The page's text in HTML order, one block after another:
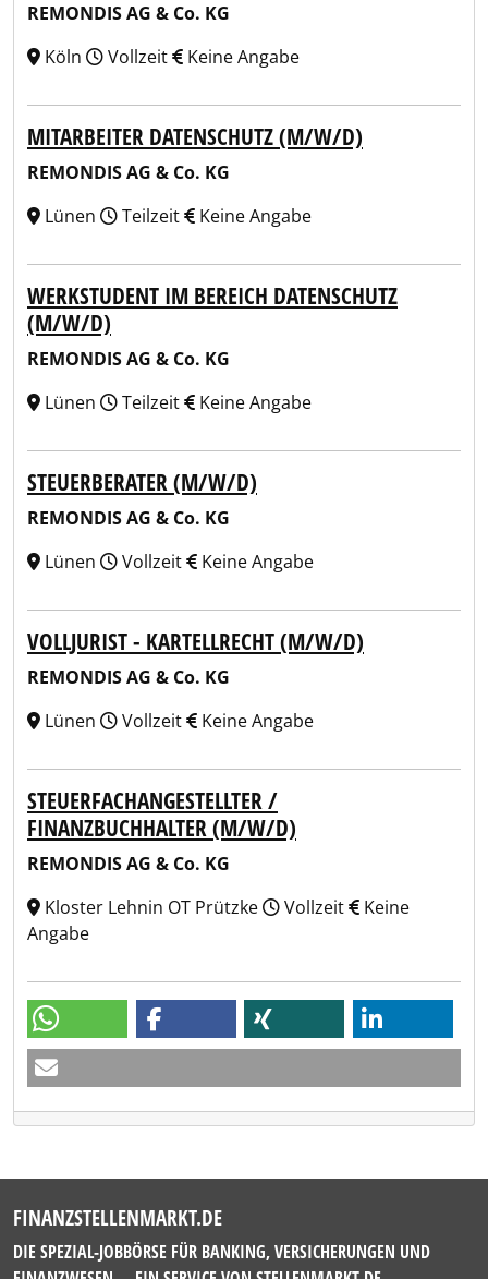
REMONDIS AG & Co. KG
Köln
Vollzeit Keine Angabe
MITARBEITER DATENSCHUTZ (M/W/D)
REMONDIS AG & Co. KG
Lünen
Teilzeit Keine Angabe
WERKSTUDENT IM BEREICH DATENSCHUTZ
(M/W/D)
REMONDIS AG & Co. KG
Lünen
Teilzeit Keine Angabe
STEUERBERATER (M/W/D)
REMONDIS AG & Co. KG
Lünen
Vollzeit Keine Angabe
VOLLJURIST - KARTELLRECHT (M/W/D)
REMONDIS AG & Co. KG
Lünen
Vollzeit Keine Angabe
STEUERFACHANGESTELLTER /
FINANZBUCHHALTER (M/W/D)
REMONDIS AG & Co. KG
Kloster Lehnin OT Prützke
Vollzeit
Keine
Angabe
FINANZSTELLENMARKT.DE
DIE SPEZIAL-JOBBÖRSE FÜR BANKING, VERSICHERUNGEN UND